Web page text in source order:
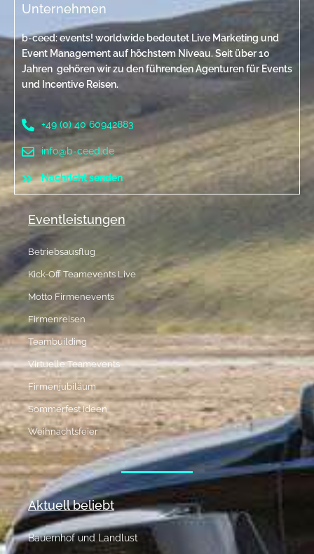
Unternehmen
b-ceed: events! worldwide bedeutet Live Marketing und
Event Management auf höchstem Niveau. Seit über 10
Jahren gehören wir zu den führenden Agenturen für Events
und Incentive Reisen.
+49 (0) 40 60942883
info@b-ceed.de
Nachricht senden
Eventleistungen
Betriebsausflug
Kick-Off Teamevents Live
Motto Firmenevents
Firmenreisen
Teambuilding
Virtuelle Teamevents
Firmenjubiläum
Sommerfest Ideen
Weihnachtsfeier
Aktuell beliebt
Bauernhof und Landlust